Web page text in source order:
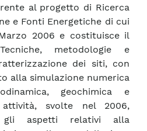
al progetto di Ricerca
e Fonti Energetiche di cui
2006 e costituisce il
metodologie e
dei siti, con
alla simulazione numerica
geochimica e
attività, svolte nel 2006,
gli aspetti relativi alla